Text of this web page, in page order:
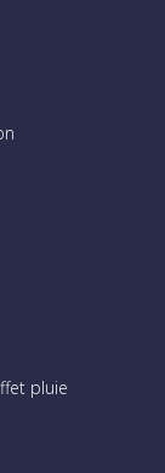
pluie